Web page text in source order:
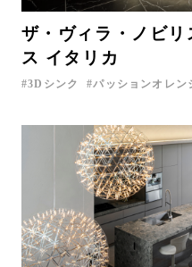
ザ・ヴィラ・ノビ
ス イタリカ
3Dシンク パッションオレン